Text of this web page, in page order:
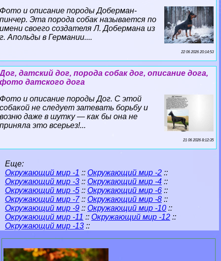
Фото и описание породы Доберман-
пинчер. Эта порода собак называется по
имени своего создателя Л. Добермана из
г. Апольды в Германии....
22 06 2026 20:14:53
Дог, датский дог, порода собак дог, описание дога,
фото датского дога
Фото и описание породы Дог. С этой
собакой не следует затевать борьбу и
возню даже в шутку — как бы она не
приняла это всерьез!...
21 06 2026 8:12:35
Еще:
Окружающий мир -1 :: Окружающий мир -2 ::
Окружающий мир -3 :: Окружающий мир -4 ::
Окружающий мир -5 :: Окружающий мир -6 ::
Окружающий мир -7:: Окружающий мир -8 ::
Окружающий мир -9 :: Окружающий мир -10 ::
Окружающий мир -11 :: Окружающий мир -12 ::
Окружающий мир -13 ::